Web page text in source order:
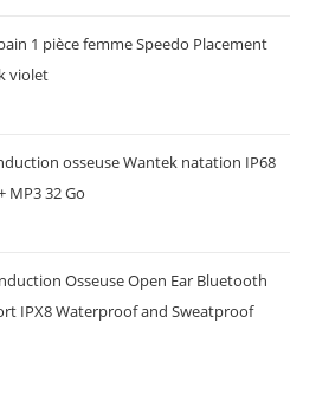
1 pièce femme Speedo Placement
violet
osseuse Wantek natation IP68
MP3 32 Go
Osseuse Open Ear Bluetooth
IPX8 Waterproof and Sweatproof